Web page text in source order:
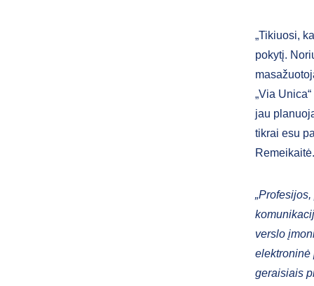
„Tikiuosi,
pokytį.
„Via
jau
tikrai esu
Remeikaitė.
verslo
elektroninė
geraisiais